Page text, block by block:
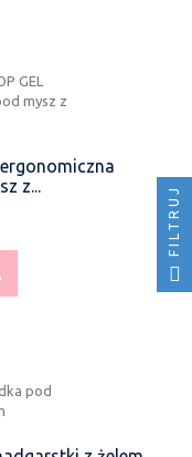
ergonomiczna
z...
FILTRUJ